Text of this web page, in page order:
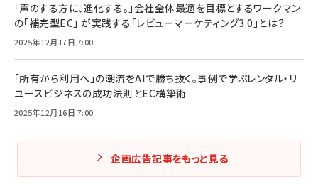
「声のする方に、進化する。」会社全体最適を目標とするワークマン
の「補完型EC」 が実践する「レビューマーケティング3.0」とは？
2025年12月17日 7:00
「所有から利用へ」の潮流をAIで勝ち抜く。事例で学ぶレンタル・リ
ユースビジネスの成功法則とEC構築術
2025年12月16日 7:00
企画広告記事をもっと見る